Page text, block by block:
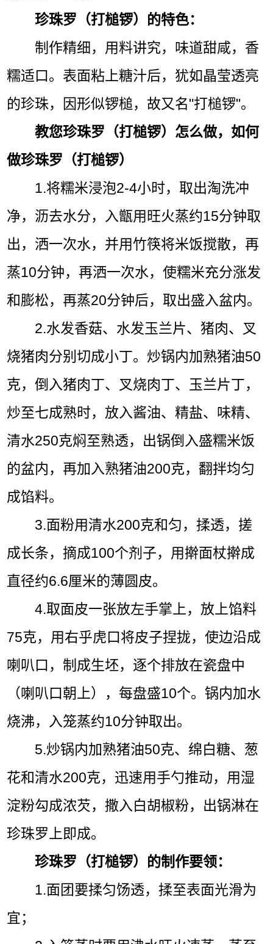
珍珠罗（打槌锣）的特色：
制作精细，用料讲究，味道甜咸，香
糯适口。表面粘上糖汁后，犹如晶莹透亮
的珍珠，因形似锣槌，故又名"打槌锣"。
教您珍珠罗（打槌锣）怎么做，如何
做珍珠罗（打槌锣）
1.将糯米浸泡2-4小时，取出淘洗冲
净，沥去水分，入甑用旺火蒸约15分钟取
出，洒一次水，并用竹筷将米饭搅散，再
蒸10分钟，再洒一次水，使糯米充分涨发
和膨松，再蒸20分钟后，取出盛入盆内。
2.水发香菇、水发玉兰片、猪肉、叉
烧猪肉分别切成小丁。炒锅内加熟猪油50
克，倒入猪肉丁、叉烧肉丁、玉兰片丁，
炒至七成熟时，放入酱油、精盐、味精、
清水250克焖至熟透，出锅倒入盛糯米饭
的盆内，再加入熟猪油200克，翻拌均匀
成馅料。
3.面粉用清水200克和匀，揉透，搓
成长条，摘成100个剂子，用擀面杖擀成
直径约6.6厘米的薄圆皮。
4.取面皮一张放左手掌上，放上馅料
75克，用右乎虎口将皮子捏拢，使边沿成
喇叭口，制成生坯，逐个排放在瓷盘中
（喇叭口朝上），每盘盛10个。锅内加水
烧沸，入笼蒸约10分钟取出。
5.炒锅内加熟猪油50克、绵白糖、葱
花和清水200克，迅速用手勺推动，用湿
淀粉勾成浓芡，撒入白胡椒粉，出锅淋在
珍珠罗上即成。
珍珠罗（打槌锣）的制作要领：
1.面团要揉匀饧透，揉至表面光滑为
宜；